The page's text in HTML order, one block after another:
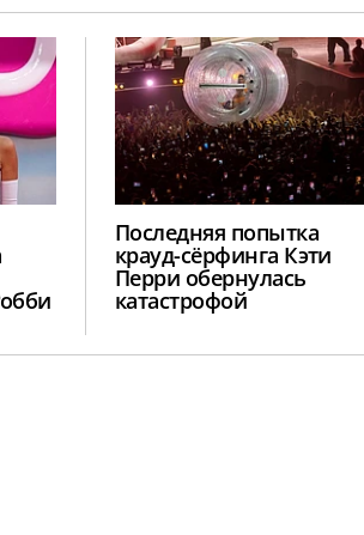
Последняя попытка
крауд-сёрфинга Кэти
Перри обернулась
катастрофой